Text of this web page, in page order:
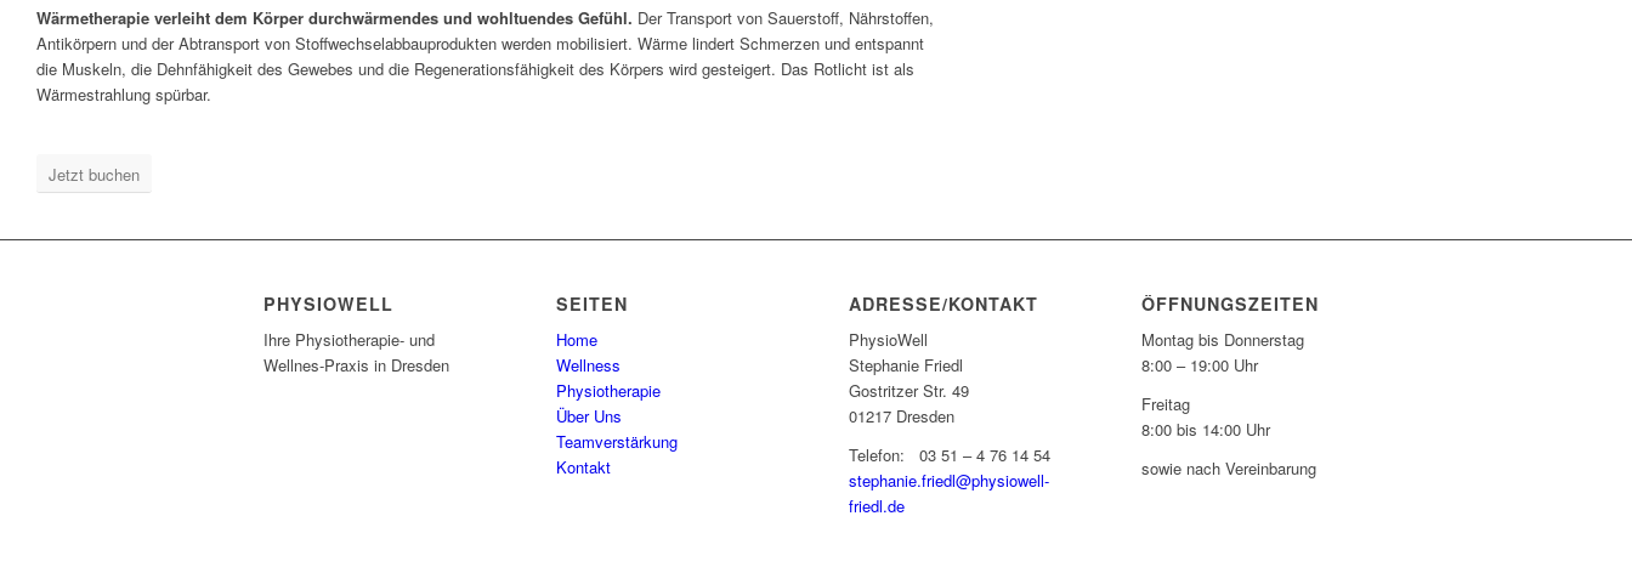
Wärmetherapie verleiht dem Körper durchwärmendes und wohltuendes Gefühl. Der Transport von Sauerstoff, Nährstoffen,
Antikörpern und der Abtransport von Stoffwechselabbauprodukten werden mobilisiert. Wärme lindert Schmerzen und entspannt
die Muskeln, die Dehnfähigkeit des Gewebes und die Regenerationsfähigkeit des Körpers wird gesteigert. Das Rotlicht ist als
Wärmestrahlung spürbar.
Jetzt buchen
PHYSIOWELL
Ihre Physiotherapie- und
Wellnes-Praxis in Dresden
SEITEN
Home
Wellness
Physiotherapie
Über Uns
Teamverstärkung
Kontakt
ADRESSE/KONTAKT
PhysioWell
Stephanie Friedl
Gostritzer Str. 49
01217 Dresden
Telefon: 03 51 – 4 76 14 54
stephanie.friedl@physiowell-
friedl.de
ÖFFNUNGSZEITEN
Montag bis Donnerstag
8:00 – 19:00 Uhr
Freitag
8:00 bis 14:00 Uhr
sowie nach Vereinbarung